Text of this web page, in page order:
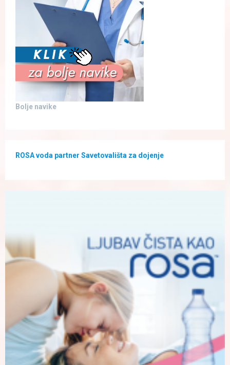
Bolje navike
ROSA voda partner Savetovališta za dojenje